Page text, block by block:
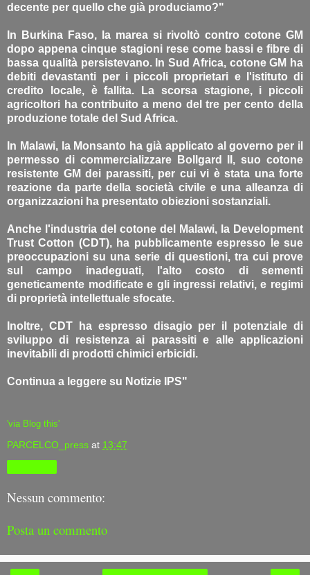
decente per quello che già produciamo?"
In Burkina Faso, la marea si rivoltò contro cotone GM
dopo appena cinque stagioni rese come bassi e fibre di
bassa qualità persistevano. In Sud Africa, cotone GM ha
debiti devastanti per i piccoli proprietari e l'istituto di
credito locale, è fallita. La scorsa stagione, i piccoli
agricoltori ha contribuito a meno del tre per cento della
produzione totale del Sud Africa.
In Malawi, la Monsanto ha già applicato al governo per il
permesso di commercializzare Bollgard II, suo cotone
resistente GM dei parassiti, per cui vi è stata una forte
reazione da parte della società civile e una alleanza di
organizzazioni ha presentato obiezioni sostanziali.
Anche l'industria del cotone del Malawi, la Development
Trust Cotton (CDT), ha pubblicamente espresso le sue
preoccupazioni su una serie di questioni, tra cui prove
sul campo inadeguati, l'alto costo di sementi
geneticamente modificate e gli ingressi relativi, e regimi
di proprietà intellettuale sfocate.
Inoltre, CDT ha espresso disagio per il potenziale di
sviluppo di resistenza ai parassiti e alle applicazioni
inevitabili di prodotti chimici erbicidi.
Continua a leggere su Notizie IPS"
'via Blog this'
PARCELCO_press at 13:47
Nessun commento:
Posta un commento